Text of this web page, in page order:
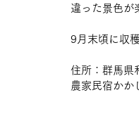
違った景色が
9月末頃に収
住所：群馬県
農家民宿かか